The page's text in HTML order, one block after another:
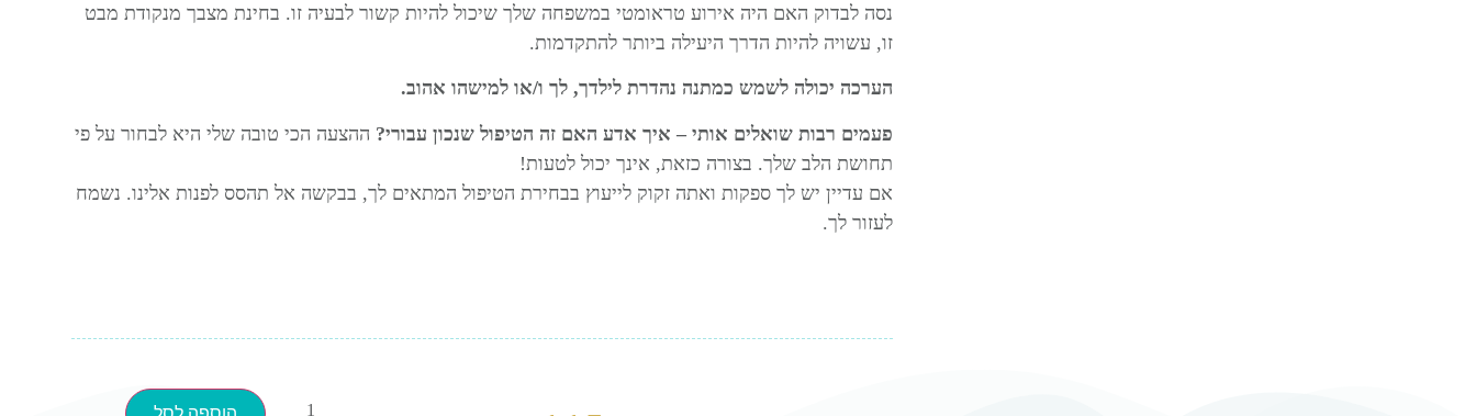
נסה לבדוק האם היה אירוע טראומטי במשפחה שלך שיכול להיות קשור לבעיה זו. בחינת מצבך מנקודת מבט
זו, עשויה להיות הדרך היעילה ביותר להתקדמות.
הערכה יכולה לשמש כמתנה נהדרת לילדך, לך ו/או למישהו אהוב.
פעמים רבות שואלים אותי – איך אדע האם זה הטיפול שנכון עבורי? ההצעה הכי טובה שלי היא לבחור על פי
תחושת הלב שלך. בצורה כזאת, אינך יכול לטעות!
אם עדיין יש לך ספקות ואתה זקוק לייעוץ בבחירת הטיפול המתאים לך, בבקשה אל תהסס לפנות אלינו. נשמח
לעזור לך.